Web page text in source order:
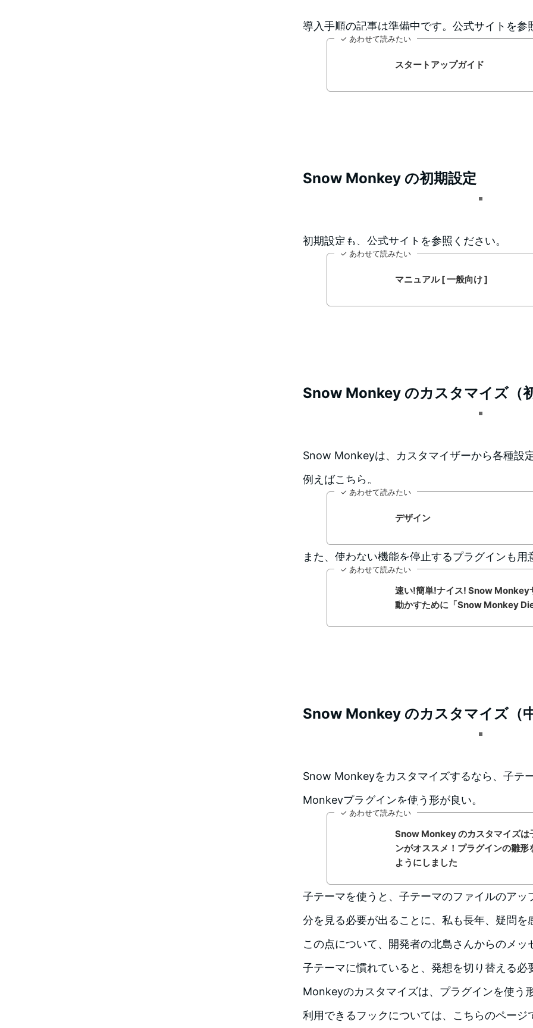
導入手順の記事は準備中です。公式サイトを参
✓ あわせて読みたい
スタートアップガイド
Snow Monkey の初期設定
初期設定も、公式サイトを参照ください。
✓ あわせて読みたい
マニュアル [ 一般向け ]
Snow Monkey のカスタマイズ（初
Snow Monkeyは、カスタマイザーから各種設定
例えばこちら。
✓ あわせて読みたい
デザイン
また、使わない機能を停止するプラグインも用
✓ あわせて読みたい
速い!簡単!ナイス! Snow Monkey
動かすために「Snow Monkey
Snow Monkey のカスタマイズ（中
Snow Monkeyをカスタマイズするなら、子テ
Monkeyプラグインを使う形が良い。
✓ あわせて読みたい
Snow Monkey のカスタマイズは
ンがオススメ！プラグインの雛形
ようにしました
子テーマを使うと、子テーマのファイルのアッ
分を見る必要が出ることに、私も長年、疑問を
この点について、開発者の北島さんからのメッ
子テーマに慣れていると、発想を切り替える必
Monkeyのカスタマイズは、プラグインを使う
利用できるフックについては、こちらのページ